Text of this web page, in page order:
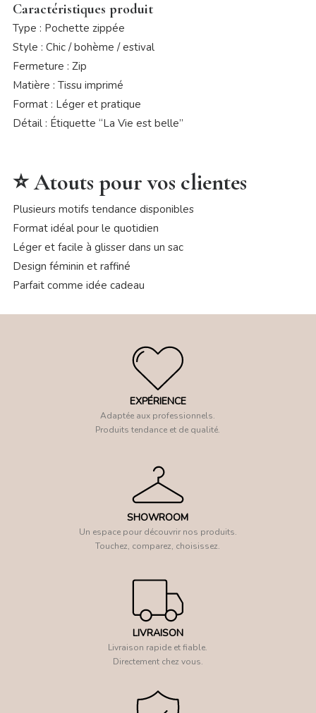
Caractéristiques produit
Type : Pochette zippée
Style : Chic / bohème / estival
Fermeture : Zip
Matière : Tissu imprimé
Format : Léger et pratique
Détail : Étiquette “La Vie est belle”
⭐ Atouts pour vos clientes
Plusieurs motifs tendance disponibles
Format idéal pour le quotidien
Léger et facile à glisser dans un sac
Design féminin et raffiné
Parfait comme idée cadeau
EXPÉRIENCE
Adaptée aux professionnels.
Produits tendance et de qualité.
SHOWROOM
Un espace pour découvrir nos produits.
Touchez, comparez, choisissez.
LIVRAISON
Livraison rapide et fiable.
Directement chez vous.